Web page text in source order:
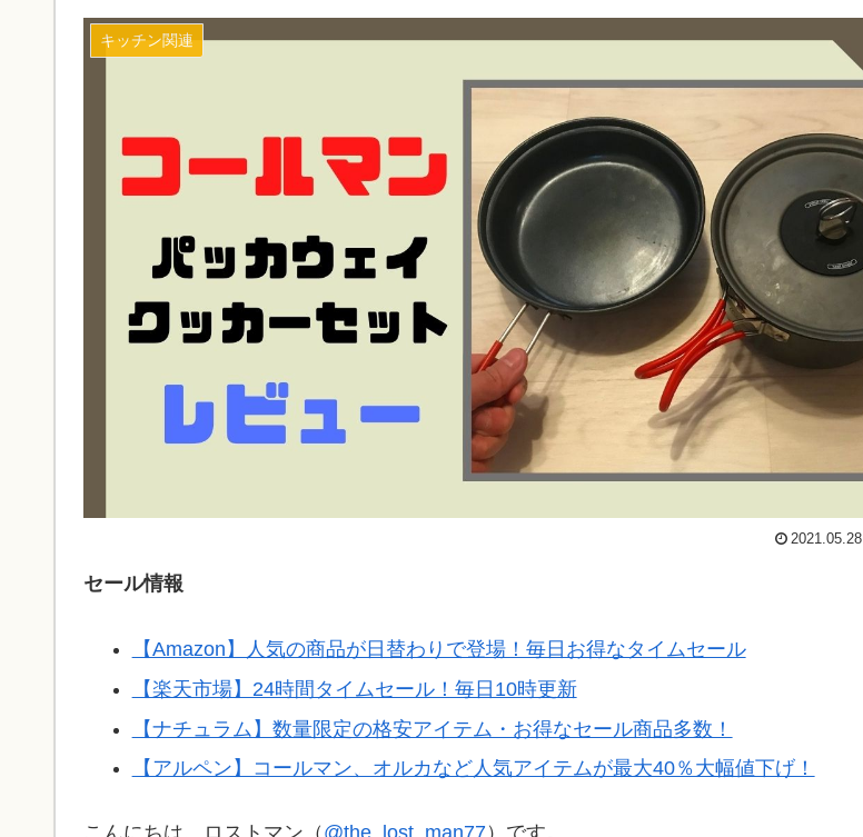
キッチン関連
2021.05.28
セール情報
【Amazon】人気の商品が日替わりで登場！毎日お得なタイムセール
【楽天市場】24時間タイムセール！毎日10時更新
【ナチュラム】数量限定の格安アイテム・お得なセール商品多数！
【アルペン】コールマン、オルカなど人気アイテムが最大40％大幅値下げ！